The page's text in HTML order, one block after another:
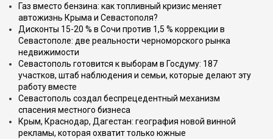
Газ вместо бензина: как топливный кризис меняет
автожизнь Крыма и Севастополя?
Дисконты 15-20 % в Сочи против 1,5 % коррекции в
Севастополе: две реальности черноморского рынка
недвижимости
Севастополь готовится к выборам в Госдуму: 187
участков, штаб наблюдения и семьи, которые делают эту
работу вместе
Севастополь создал беспрецедентный механизм
спасения местного бизнеса
Крым, Краснодар, Дагестан: география новой винной
рекламы, которая охватит только южные